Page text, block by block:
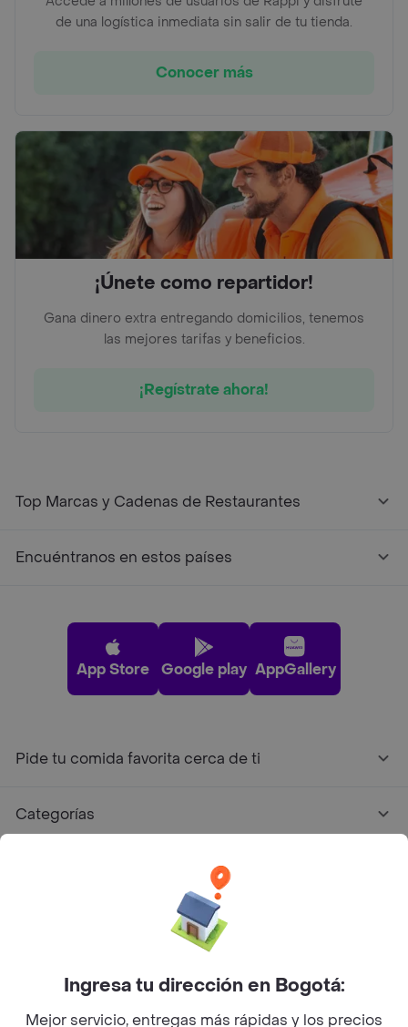
de una logística inmediata sin salir de tu tienda.
Conocer más
¡Únete como repartidor!
Gana dinero extra entregando domicilios, tenemos
las mejores tarifas y beneficios.
¡Regístrate ahora!
Top Marcas y Cadenas de Restaurantes
Encuéntranos en estos países
App Store Google play AppGallery
Pide tu comida favorita cerca de ti
Categorías
Facebook
Twitter
Instagram
©2026Rappi Inc. All rights reserved.
Ingresa tu dirección en Bogotá:
Mejor servicio, entregas más rápidas y los precios